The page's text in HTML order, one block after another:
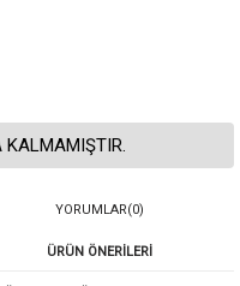
KALMAMIŞTIR.
YORUMLAR(0)
ÜRÜN ÖNERILERI